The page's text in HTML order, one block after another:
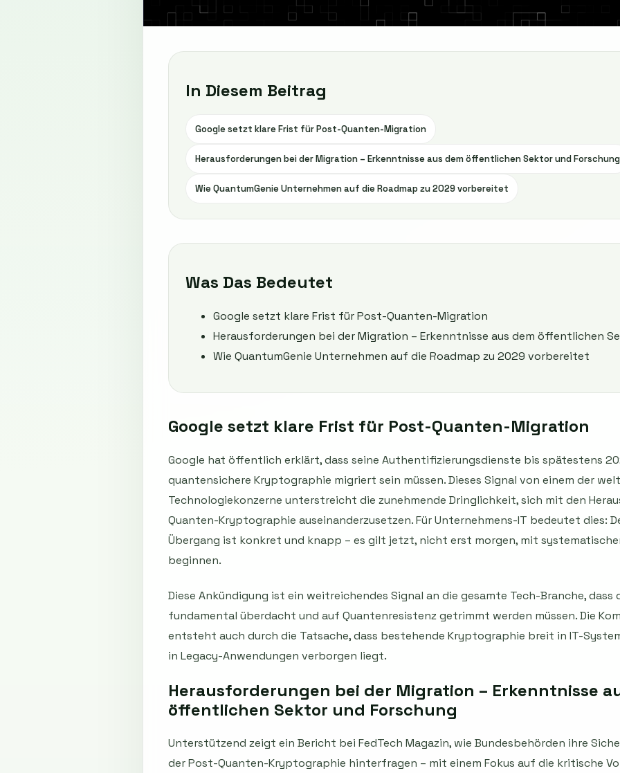
In Diesem Beitrag
Google setzt klare Frist für Post-Quanten-Migration
Herausforderungen bei der Migration – Erkenntnisse aus dem öffentlichen Sektor und Forschung
Wie QuantumGenie Unternehmen auf die Roadmap zu 2029 vorbereitet
Was Das Bedeutet
Google setzt klare Frist für Post-Quanten-Migration
Herausforderungen bei der Migration – Erkenntnisse aus dem öffentlichen
Wie QuantumGenie Unternehmen auf die Roadmap zu 2029 vorbereitet
Google setzt klare Frist für Post-Quanten-Migration
Google hat öffentlich erklärt, dass seine Authentifizierungsdienste bis spätestens
quantensichere Kryptographie migriert sein müssen. Dieses Signal von einem der
Technologiekonzerne unterstreicht die zunehmende Dringlichkeit, sich mit den
Quanten-Kryptographie auseinanderzusetzen. Für Unternehmens-IT bedeutet dies:
Übergang ist konkret und knapp – es gilt jetzt, nicht erst morgen, mit
beginnen.
Diese Ankündigung ist ein weitreichendes Signal an die gesamte Tech-Branche,
fundamental überdacht und auf Quantenresistenz getrimmt werden müssen. Die
entsteht auch durch die Tatsache, dass bestehende Kryptographie breit in IT-
in Legacy-Anwendungen verborgen liegt.
Herausforderungen bei der Migration – Erkenntnisse
öffentlichen Sektor und Forschung
Unterstützend zeigt ein Bericht bei FedTech Magazin, wie Bundesbehörden ihre
der Post-Quanten-Kryptographie hinterfragen – mit einem Fokus auf die kritische